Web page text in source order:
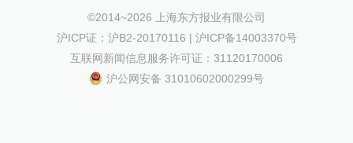
©2014~2026 上海东方报业有限公司
沪ICP证：沪B2-20170116 | 沪ICP备14003370号
互联网新闻信息服务许可证：31120170006
沪公网安备 31010602000299号